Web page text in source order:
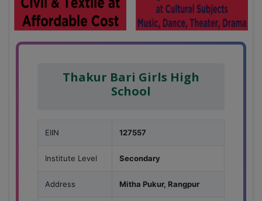
Thakur Bari Girls High
School
EIIN 127557
Institute Level Secondary
Address Mitha Pukur, Rangpur